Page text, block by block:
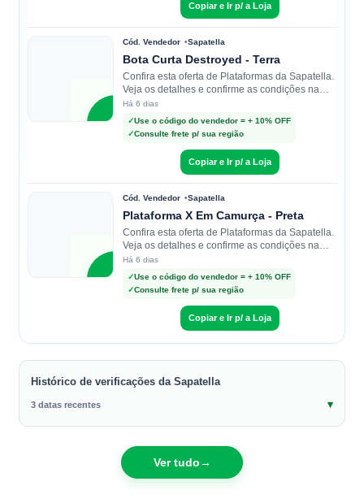
Copiar e Ir p/ a Loja
S
Cód. Vendedor Sapatella
Bota Curta Destroyed - Terra
Confira esta oferta de Plataformas da Sapatella.
Veja os detalhes e confirme as condições na
loja.
Há 6 dias
✓Use o código do vendedor = + 10% OFF
✓Consulte frete p/ sua região
Copiar e Ir p/ a Loja
S
Cód. Vendedor Sapatella
Plataforma X Em Camurça - Preta
Confira esta oferta de Plataformas da Sapatella.
Veja os detalhes e confirme as condições na
loja.
Há 6 dias
✓Use o código do vendedor = + 10% OFF
✓Consulte frete p/ sua região
Copiar e Ir p/ a Loja
Histórico de verificações da Sapatella
3 datas recentes
Ver tudo→